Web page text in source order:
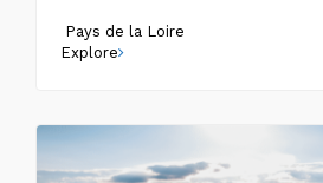
Pays de la Loire
Explore